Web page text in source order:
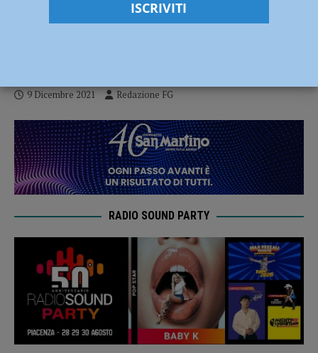
Università Cattolica, tornano gli open day
9 Dicembre 2021 Redazione FG
RADIO SOUND PARTY